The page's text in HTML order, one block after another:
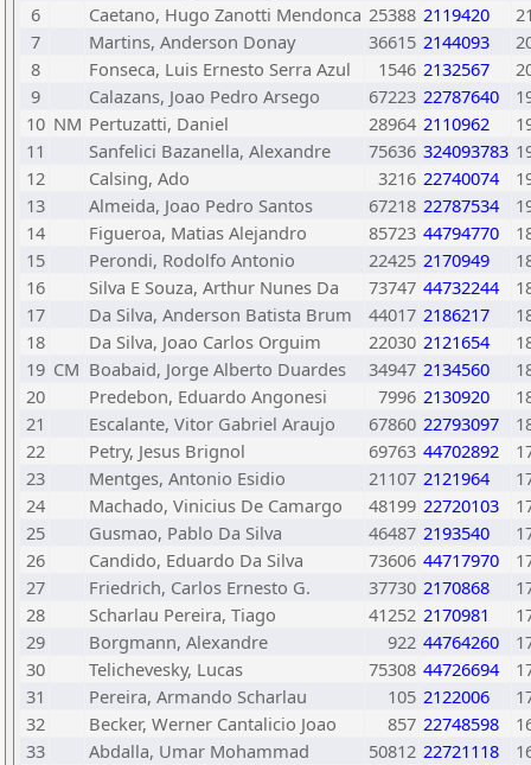
6
Caetano, Hugo Zanotti Mendonca 25388 2119420
7
Martins, Anderson Donay 36615 2144093
8
Fonseca, Luis Ernesto Serra Azul 1546 2132567
9
Calazans, Joao Pedro Arsego 67223 22787640
10 NM Pertuzatti, Daniel 28964 2110962
11
Sanfelici Bazanella, Alexandre 75636 324093783
12
Calsing, Ado 3216 22740074
13
Almeida, Joao Pedro Santos 67218 22787534
14
Figueroa, Matias Alejandro 85723 44794770
15
Perondi, Rodolfo Antonio 22425 2170949
16
Silva E Souza, Arthur Nunes Da 73747 44732244
17
Da Silva, Anderson Batista Brum 44017 2186217
18
Da Silva, Joao Carlos Orguim 22030 2121654
19 CM Boabaid, Jorge Alberto Duardes 34947 2134560
20
Predebon, Eduardo Angonesi 7996 2130920
21
Escalante, Vitor Gabriel Araujo 67860 22793097
22
Petry, Jesus Brignol 69763 44702892
23
Mentges, Antonio Esidio 21107 2121964
24
Machado, Vinicius De Camargo 48199 22720103
25
Gusmao, Pablo Da Silva 46487 2193540
26
Candido, Eduardo Da Silva 73606 44717970
27
Friedrich, Carlos Ernesto G. 37730 2170868
28
Scharlau Pereira, Tiago 41252 2170981
29
Borgmann, Alexandre 922 44764260
30
Telichevesky, Lucas 75308 44726694
31
Pereira, Armando Scharlau 105 2122006
32
Becker, Werner Cantalicio Joao 857 22748598
33
Abdalla, Umar Mohammad 50812 22721118